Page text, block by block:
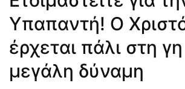
Υπαπαντή! Ο
έρχεται πάλι στη
μεγάλη δύναμη